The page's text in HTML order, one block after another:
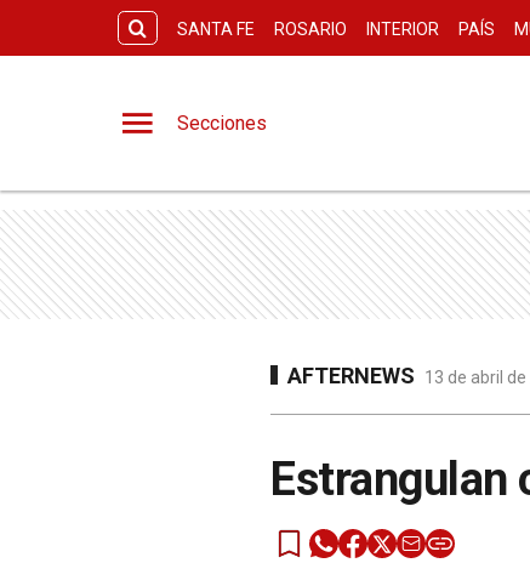
SANTA FE ROSARIO INTERIOR PAÍS
Secciones
AFTERNEWS 13 de abril
Estrangulan